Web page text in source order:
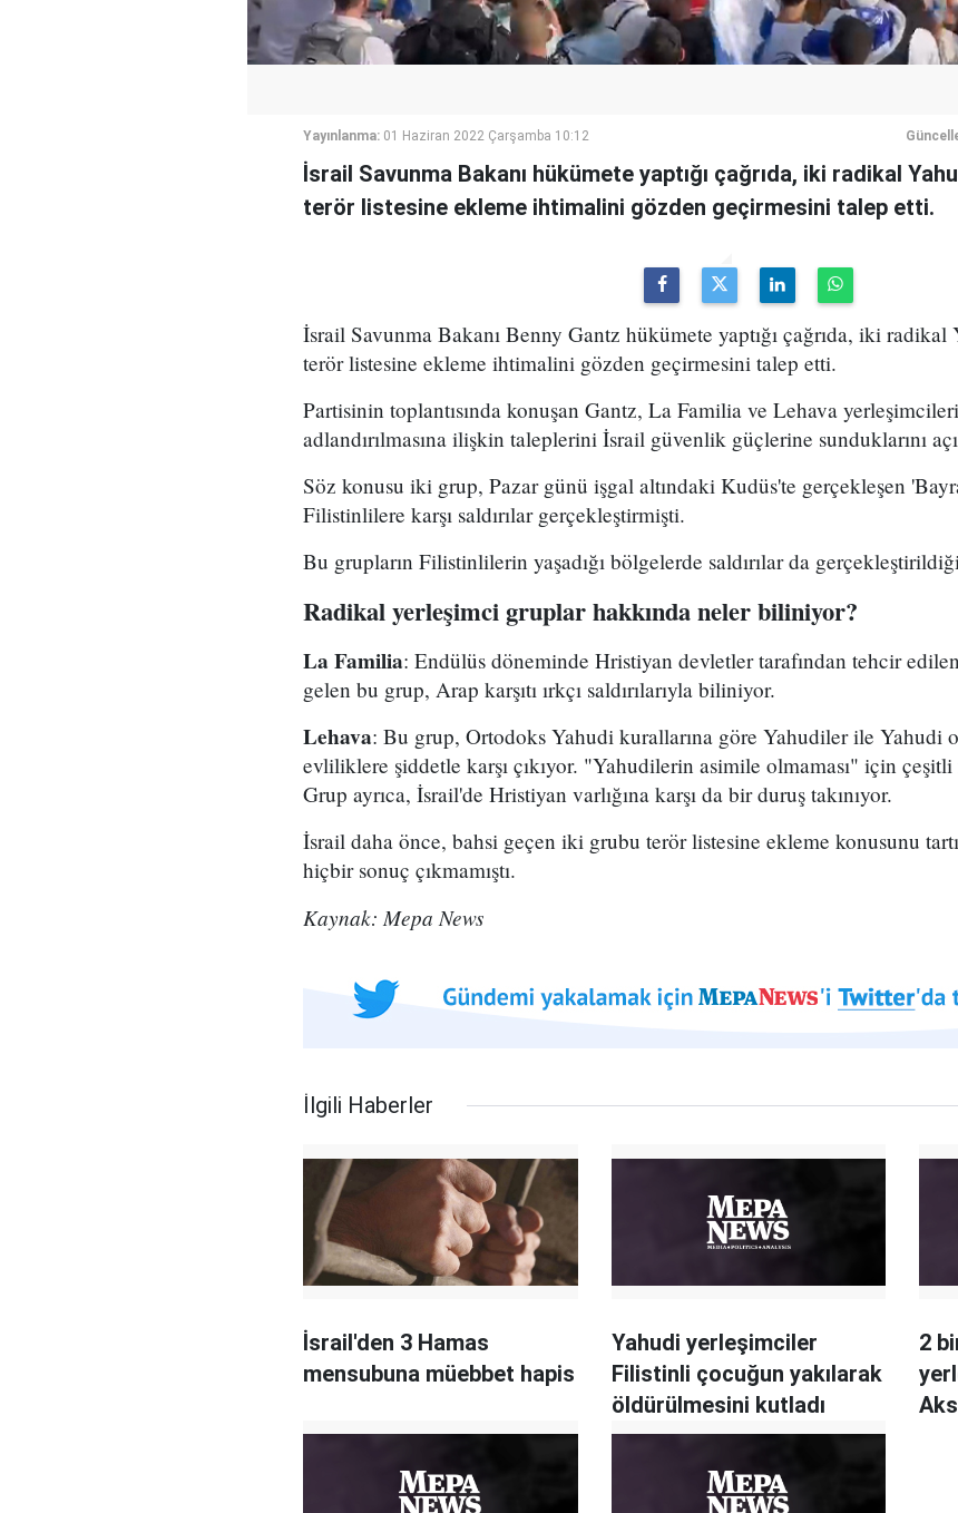
Yayınlanma: 01 Haziran 2022 Çarşamba 10:12
İsrail Savunma Bakanı hükümete yaptığı çağrıda, iki radikal
terör listesine ekleme ihtimalini gözden geçirmesini talep etti.
İsrail Savunma Bakanı Benny Gantz hükümete yaptığı çağrıda, iki
terör listesine ekleme ihtimalini gözden geçirmesini talep etti.
Partisinin toplantısında konuşan Gantz, La Familia ve Lehava
adlandırılmasına ilişkin taleplerini İsrail güvenlik güçlerine sunduklarını
Söz konusu iki grup, Pazar günü işgal altındaki Kudüs'te gerçekleşen
Filistinlilere karşı saldırılar gerçekleştirmişti.
Bu grupların Filistinlilerin yaşadığı bölgelerde saldırılar da
Radikal yerleşimci gruplar hakkında neler biliniyor?
La Familia: Endülüs döneminde Hristiyan devletler tarafından tehcir
gelen bu grup, Arap karşıtı ırkçı saldırılarıyla biliniyor.
Lehava: Bu grup, Ortodoks Yahudi kurallarına göre Yahudiler ile Yahudi
evliliklere şiddetle karşı çıkıyor. "Yahudilerin asimile olmaması" için
Grup ayrıca, İsrail'de Hristiyan varlığına karşı da bir duruş takınıyor.
İsrail daha önce, bahsi geçen iki grubu terör listesine ekleme konusunu
hiçbir sonuç çıkmamıştı.
Kaynak: Mepa News
İlgili Haberler
İsrail'den 3 Hamas
mensubuna müebbet hapis
Yahudi yerleşimciler
Filistinli çocuğun yakılarak
öldürülmesini kutladı
2